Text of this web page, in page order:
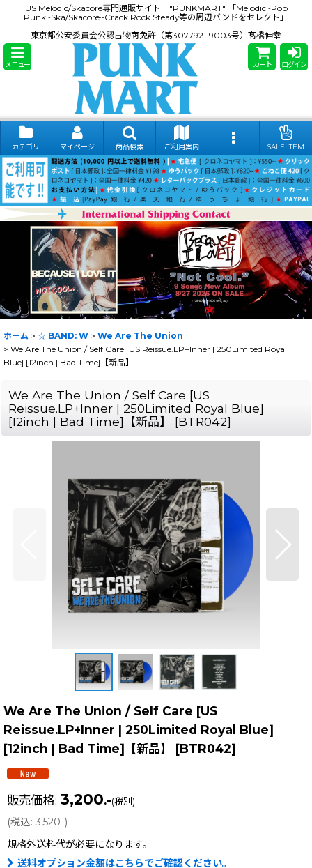
US Melodic/Skacore専門通販サイト "PUNKMART" 「Melodic~Pop
Punk~Ska/Skacore~Crack Rock Steady等の周辺バンドをセレクト」
東京都公安委員会公認古物商免許（第307792119003号）髙橋伸幸
メニュー カート ログイン
カテゴリ マイページ 商品検索 ご利用案内 SALE ITEM
ホーム > ☆ BAND: W > We Are The Union
> We Are The Union / Self Care [US Reissue.LP+Inner | 250Limited Royal
Blue] [12inch | Bad Time]【新品】
We Are The Union / Self Care [US
Reissue.LP+Inner | 250Limited Royal Blue]
[12inch | Bad Time]【新品】
[BTR042]
We Are The Union / Self Care [US
Reissue.LP+Inner | 250Limited Royal Blue]
[12inch | Bad Time]【新品】
[BTR042]
販売価格: 3,200.-(税別)
(税込: 3,520.-)
規格外送料代が必要になります。
送料オプション金額はこちらでご確認ください。